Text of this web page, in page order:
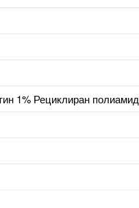
1% Рециклиран полиамид